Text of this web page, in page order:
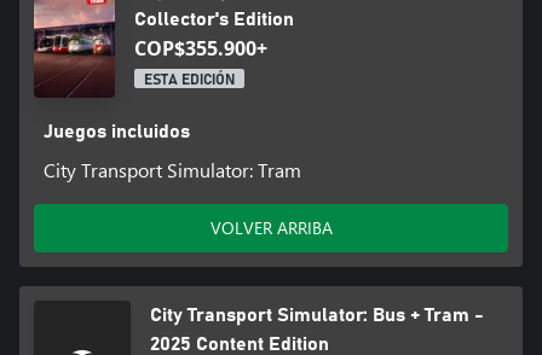
Collector's Edition
COP$355.900+
ESTA EDICIÓN
Juegos incluidos
City Transport Simulator: Tram
VOLVER ARRIBA
City Transport Simulator: Bus + Tram -
2025 Content Edition